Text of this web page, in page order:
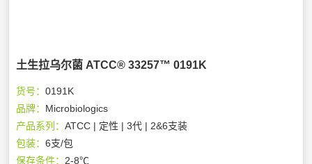
土生拉乌尔菌 ATCC® 33257™ 0191K
货号：0191K
品牌： Microbiologics
产品系列：ATCC | 定性 | 3代 | 2&6支装
包装：6支/包
保存条件： 2-8℃